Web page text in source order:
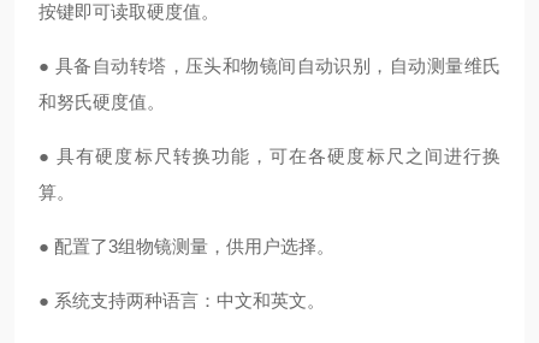
按键即可读取硬度值。
● 具备自动转塔，压头和物镜间自动识别，自动测量维氏
和努氏硬度值。
● 具有硬度标尺转换功能，可在各硬度标尺之间进行换
算。
● 配置了3组物镜测量，供用户选择。
● 系统支持两种语言：中文和英文。